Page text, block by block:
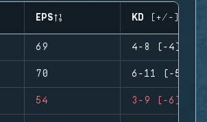
EPS KD (+/-)
69 4-8 (-4)
70 6-11 (-5)
54 3-9 (-6)